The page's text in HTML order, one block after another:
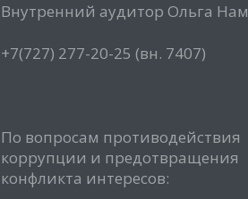
Внутренний аудитор Ольга Нам
+7(727) 277-20-25 (вн. 7407)
По вопросам противодействия
коррупции и предотвращения
конфликта интересов: